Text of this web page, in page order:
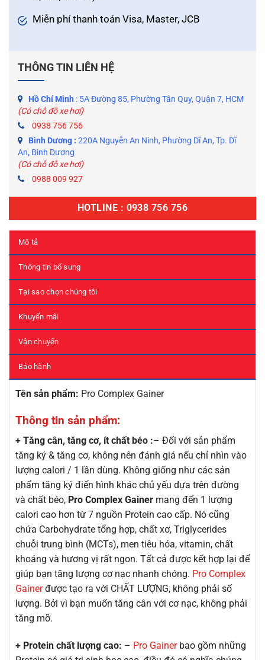
Miễn phí thanh toán Visa, Master, JCB
THÔNG TIN LIÊN HỆ
Hồ Chí Minh : 5A Đường 85, Phường Tân Quy, Quận 7, HCM
(Có chỗ đỗ xe hơi)
0938 756 756
Bình Dương : 220A Nguyễn An Ninh, Phường Dĩ An, Tp. Dĩ
An, Bình Dương
(Có chỗ đỗ xe hơi)
0988 009 927
HOTLINE : 0938 756 756
Mô tả
Thông tin bổ sung
Tại sao chọn chúng tôi
Khuyến mãi
Vận chuyển
Bảo hành
Tên sản phẩm: Pro Complex Gainer
Thông tin sản phẩm:
+ Tăng cân, tăng cơ, ít chất béo :– Đối với sản phẩm
tăng ký & tăng cơ, không nên đánh giá nếu chỉ nhìn vào
lượng calori / 1 lần dùng. Không giống như các sản
phẩm tăng ký điển hình khác chủ yếu dựa trên đường
và chất béo, Pro Complex Gainer mang đến 1 lượng
calori cao hơn từ 7 nguồn Protein cao cấp. Nó cũng
chứa Carbohydrate tổng hợp, chất xơ, Triglycerides
chuỗi trung bình (MCTs), men tiêu hóa, vitamin, chất
khoáng và hương vị rất ngon. Tất cả được kết hợp lại để
giúp bạn tăng lượng cơ nạc nhanh chóng. Pro Complex
Gainerđược tạo ra với CHẤT LƯỢNG, không phải số
lượng. Bởi vì bạn muốn tăng cân với cơ nạc, không phải
tăng mỡ.
+ Protein chất lượng cao: – Pro Gainerbao gồm những